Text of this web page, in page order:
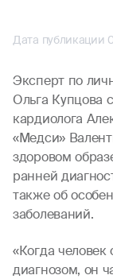
Дата публикации
Эксперт по
Ольга Купцова
кардиолога
«Медси»
здоровом
ранней
также об
заболеваний.
«Когда человек
диагнозом, он